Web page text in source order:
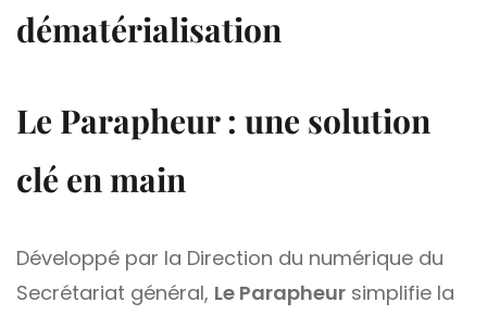
dématérialisation
Le Parapheur : une solution
clé en main
Développé par la Direction du numérique du
Secrétariat général, Le Parapheur simplifie la